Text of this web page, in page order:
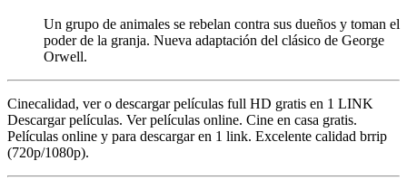
Un grupo de animales se rebelan contra sus dueños y toman el
poder de la granja. Nueva adaptación del clásico de George
Orwell.
Cinecalidad, ver o descargar películas full HD gratis en 1 LINK
Descargar películas. Ver películas online. Cine en casa gratis.
Películas online y para descargar en 1 link. Excelente calidad brrip
(720p/1080p).